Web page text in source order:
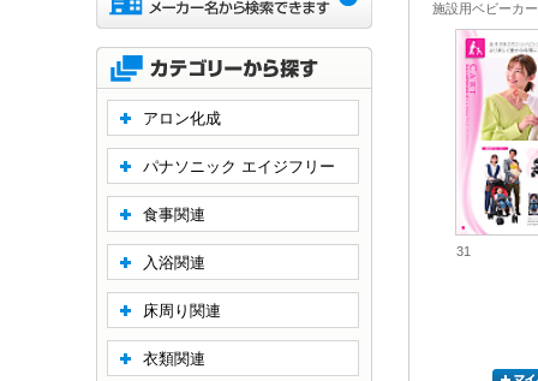
施設用ベビーカ
31
アロン化成
パナソニック エイジフリー
食事関連
入浴関連
床周り関連
衣類関連